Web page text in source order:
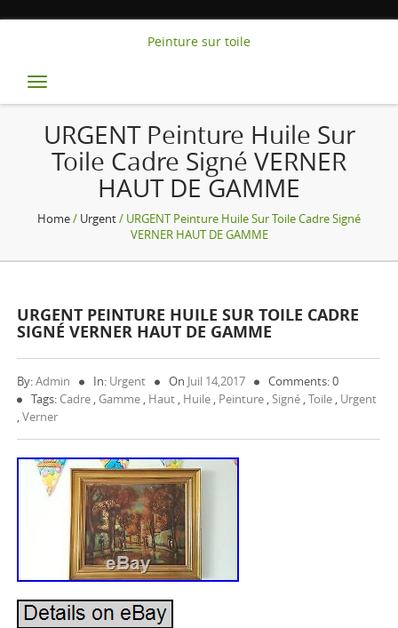
Peinture sur toile
Toggle
navigation
URGENT Peinture Huile Sur
Toile Cadre Signé VERNER
HAUT DE GAMME
Home/ Urgent/ URGENT Peinture Huile Sur Toile Cadre Signé
VERNER HAUT DE GAMME
URGENT PEINTURE HUILE SUR TOILE CADRE
SIGNÉ VERNER HAUT DE GAMME
By:Admin In: Urgent On Juil 14,2017
Comments: 0
Tags: Cadre , Gamme , Haut , Huile , Peinture ,Signé ,Toile , Urgent
,Verner